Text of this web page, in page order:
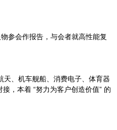
参会作报告，与会者就高性能复
天、机车舰船、消费电子、体育器
，本着 “努力为客户创造价值” 的